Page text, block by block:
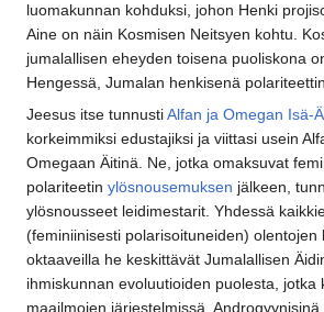
luomakunnan kohduksi, johon Henki
Aine on näin Kosmisen Neitsyen kohtu.
jumalallisen eheyden toisena puoliskona
Hengessä, Jumalan henkisenä
Jeesus itse tunnustiAlfan ja Omegan Isä-
korkeimmiksi edustajiksi ja viittasi usein
Omegaan Äitinä. Ne, jotka omaksuvat
polariteetin ylösnousemuksen jälkeen,
ylösnousseet leidimestarit. Yhdessä
(feminiinisesti polarisoituneiden) olentojen
oktaaveilla he keskittävät Jumalallisen
ihmiskunnan evoluutioiden puolesta, jotka
maailmojen järjestelmissä.